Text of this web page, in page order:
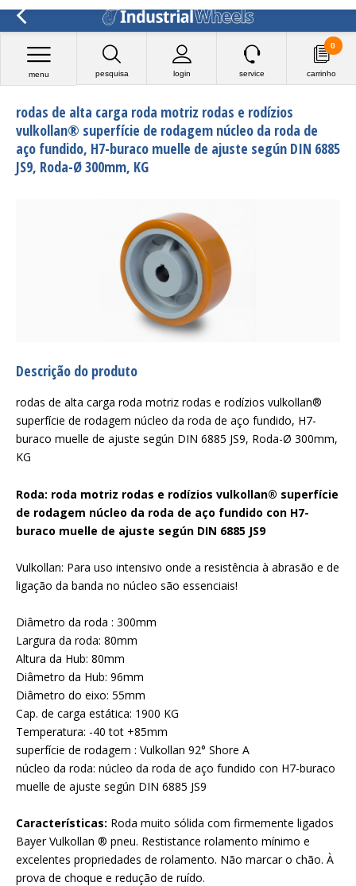
pesquisa login
menu service carrinho
0
rodas de alta carga roda motriz rodas e rodízios
vulkollan® superfície de rodagem núcleo da roda de
aço fundido, H7-buraco muelle de ajuste según DIN 6885
JS9, Roda-Ø 300mm, KG
Descrição do produto
rodas de alta carga roda motriz rodas e rodízios vulkollan®
superfície de rodagem núcleo da roda de aço fundido, H7-
buraco muelle de ajuste según DIN 6885 JS9, Roda-Ø 300mm,
KG
Roda: roda motriz rodas e rodízios vulkollan® superfície
de rodagem núcleo da roda de aço fundido con H7-
buraco muelle de ajuste según DIN 6885 JS9
Vulkollan: Para uso intensivo onde a resistência à abrasão e de
ligação da banda no núcleo são essenciais!
Diâmetro da roda : 300mm
Largura da roda: 80mm
Altura da Hub: 80mm
Diâmetro da Hub: 96mm
Diâmetro do eixo: 55mm
Cap. de carga estática: 1900 KG
Temperatura: -40 tot +85mm
superfície de rodagem : Vulkollan 92° Shore A
núcleo da roda: núcleo da roda de aço fundido con H7-buraco
muelle de ajuste según DIN 6885 JS9
Características: Roda muito sólida com firmemente ligados
Bayer Vulkollan ® pneu. Restistance rolamento mínimo e
excelentes propriedades de rolamento. Não marcar o chão. À
prova de choque e redução de ruído.